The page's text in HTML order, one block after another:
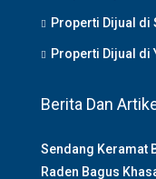
Properti Dijual di
Properti Dijual di
Berita Dan
Sendang Keramat
Raden Bagus